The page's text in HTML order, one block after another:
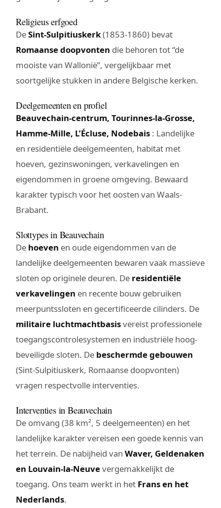
Religieus erfgoed
DeSint-Sulpitiuskerk(1853-1860) bevat
Romaanse doopvonten die behoren tot “de
mooiste van Wallonië”, vergelijkbaar met
soortgelijke stukken in andere Belgische kerken.
Deelgemeenten en profiel
Beauvechain-centrum, Tourinnes-la-Grosse,
Hamme-Mille, L’Écluse, Nodebais : Landelijke
en residentiële deelgemeenten, habitat met
hoeven, gezinswoningen, verkavelingen en
eigendommen in groene omgeving. Bewaard
karakter typisch voor het oosten van Waals-
Brabant.
Slottypes in Beauvechain
De hoeven en oude eigendommen van de
landelijke deelgemeenten bewaren vaak massieve
sloten op originele deuren. De residentiële
verkavelingen en recente bouw gebruiken
meerpuntssloten en gecertificeerde cilinders. De
militaire luchtmachtbasisvereist professionele
toegangscontrolesystemen en industriële hoog-
beveiligde sloten. De beschermde gebouwen
(Sint-Sulpitiuskerk, Romaanse doopvonten)
vragen respectvolle interventies.
Interventies in Beauvechain
De omvang (38 km², 5 deelgemeenten) en het
landelijke karakter vereisen een goede kennis van
het terrein. De nabijheid van Waver, Geldenaken
en Louvain-la-Neuvevergemakkelijkt de
toegang. Ons team werkt in het Frans en het
Nederlands.